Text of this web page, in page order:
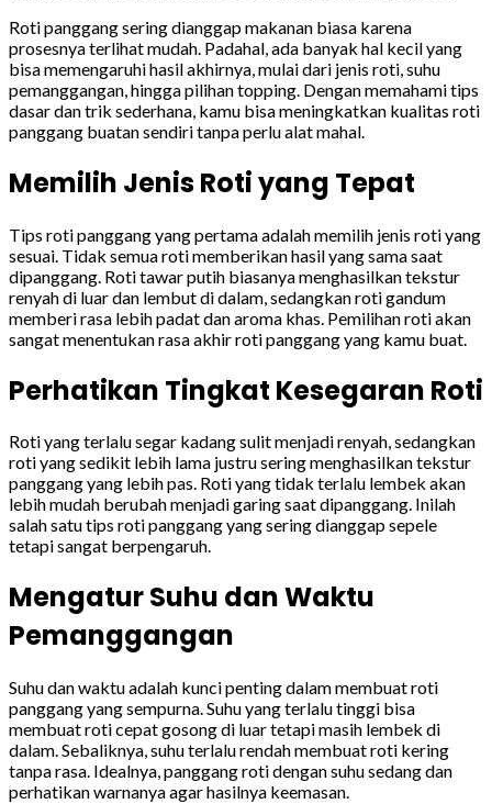
Roti panggang sering dianggap makanan biasa karena
prosesnya terlihat mudah. Padahal, ada banyak hal kecil yang
bisa memengaruhi hasil akhirnya, mulai dari jenis roti, suhu
pemanggangan, hingga pilihan topping. Dengan memahami tips
dasar dan trik sederhana, kamu bisa meningkatkan kualitas roti
panggang buatan sendiri tanpa perlu alat mahal.
Memilih Jenis Roti yang Tepat
Tips roti panggang yang pertama adalah memilih jenis roti yang
sesuai. Tidak semua roti memberikan hasil yang sama saat
dipanggang. Roti tawar putih biasanya menghasilkan tekstur
renyah di luar dan lembut di dalam, sedangkan roti gandum
memberi rasa lebih padat dan aroma khas. Pemilihan roti akan
sangat menentukan rasa akhir roti panggang yang kamu buat.
Perhatikan Tingkat Kesegaran Roti
Roti yang terlalu segar kadang sulit menjadi renyah, sedangkan
roti yang sedikit lebih lama justru sering menghasilkan tekstur
panggang yang lebih pas. Roti yang tidak terlalu lembek akan
lebih mudah berubah menjadi garing saat dipanggang. Inilah
salah satu tips roti panggang yang sering dianggap sepele
tetapi sangat berpengaruh.
Mengatur Suhu dan Waktu
Pemanggangan
Suhu dan waktu adalah kunci penting dalam membuat roti
panggang yang sempurna. Suhu yang terlalu tinggi bisa
membuat roti cepat gosong di luar tetapi masih lembek di
dalam. Sebaliknya, suhu terlalu rendah membuat roti kering
tanpa rasa. Idealnya, panggang roti dengan suhu sedang dan
perhatikan warnanya agar hasilnya keemasan.